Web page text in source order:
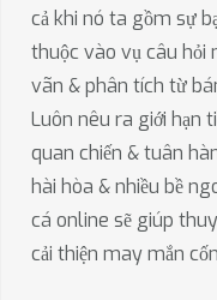
cả khi nó ta gồm sự
thuộc vào vụ câu hỏi
vãn & phân tích từ
Luôn nêu ra giới hạn
quan chiến & tuân
hài hòa & nhiều bề
cá online sẽ giúp
cải thiện may mắn